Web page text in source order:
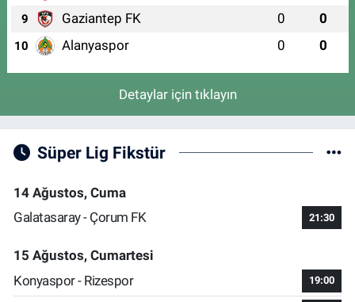
9 Gaziantep FK 0 0
10 Alanyaspor 0 0
Detaylar için tıklayın
Süper Lig Fikstür
14 Ağustos, Cuma
Galatasaray - Çorum FK
21:30
15 Ağustos, Cumartesi
Konyaspor - Rizespor
19:00